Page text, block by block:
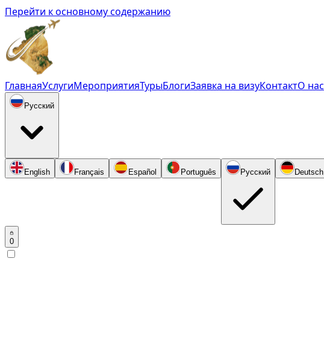
Перейти к основному содержанию
ГлавнаяУслугиМероприятияТурыБлогиЗаявка на визуКонтактО нас
Русский
English Français Español Português Русский Deutsch
0